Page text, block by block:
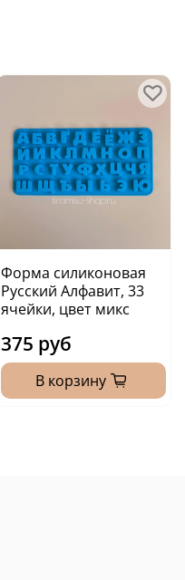
Форма силиконовая
Русский Алфавит, 33
ячейки, цвет микс
375 руб
В корзину